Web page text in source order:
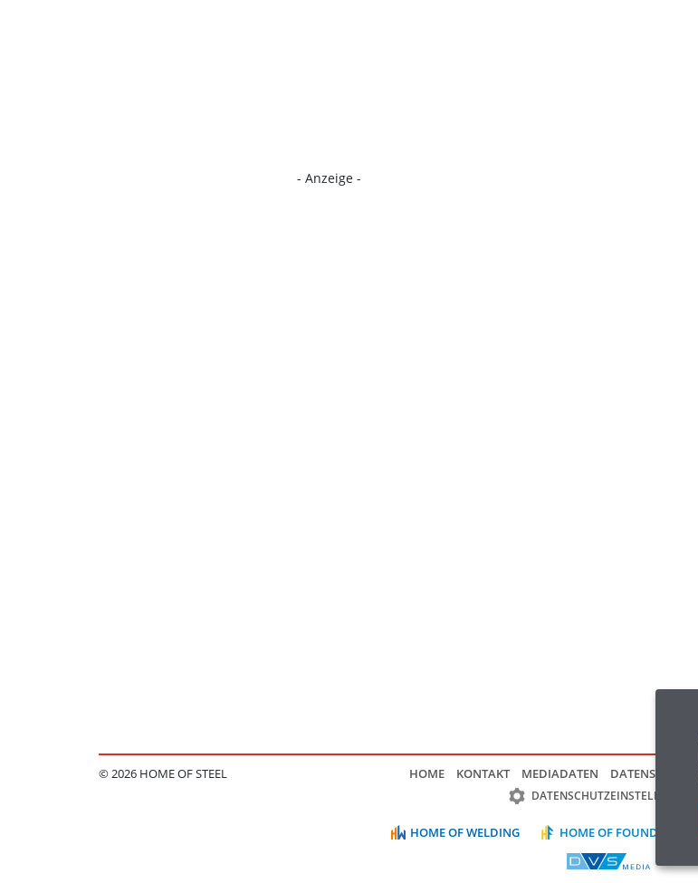
- Anzeige -
© 2026 HOME OF STEEL HOME KONTAKT MEDIADATEN DATENSCHUTZ
DATENSCHUTZEINSTELLUNGEN
HOME OF WELDING HOME OF FOUNDRY